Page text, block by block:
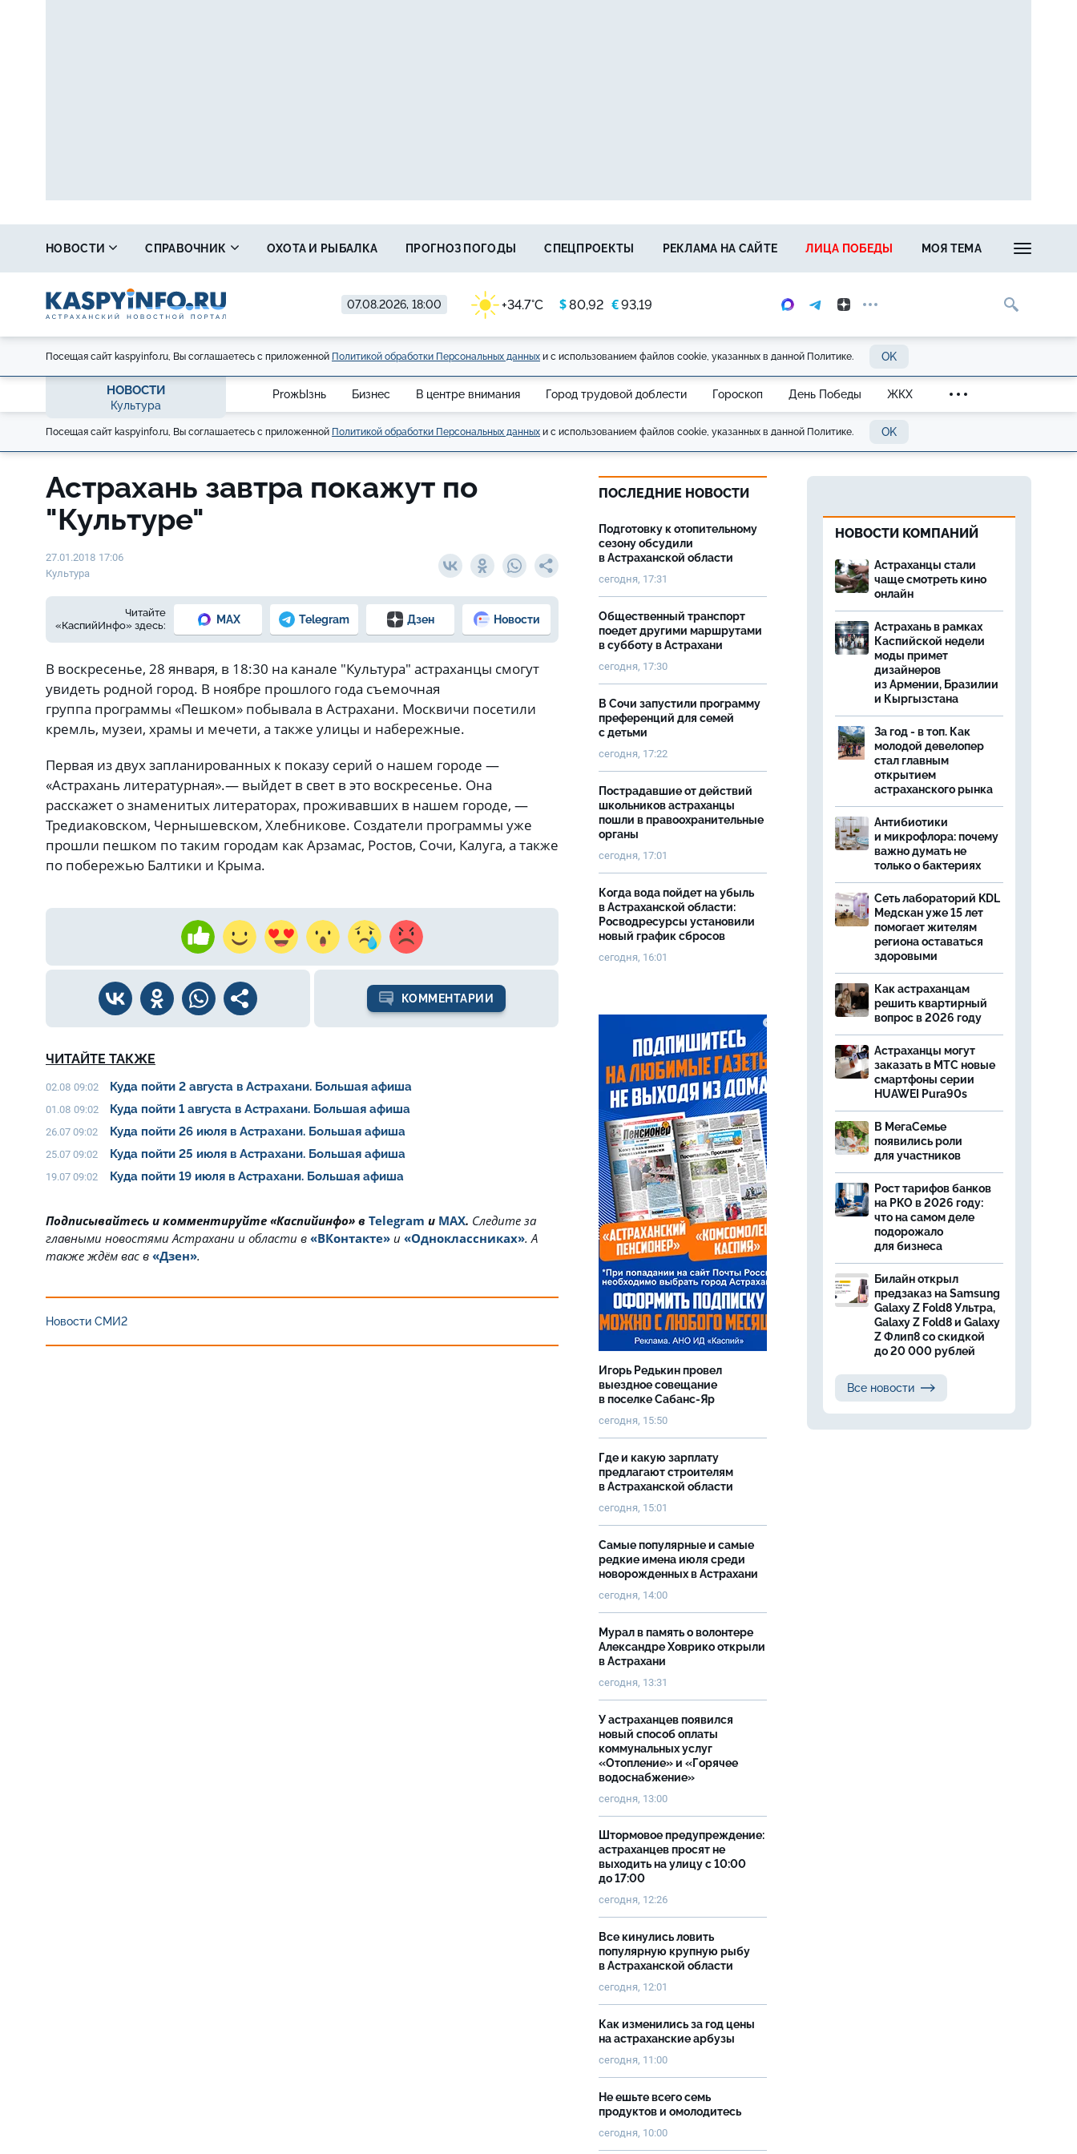
07.08.2026, 18:00 +34.7°C $80,92 €93,19
НОВОСТИ СПРАВОЧНИК ОХОТА И РЫБАЛКА ПРОГНОЗ ПОГОДЫ СПЕЦПРОЕКТЫ РЕКЛАМА НА САЙТЕ ЛИЦА ПОБЕДЫ МОЯ ТЕМА
Посещая сайт kaspyinfo.ru, Вы соглашаетесь с приложенной Политикой обработки Персональных данных и с использованием файлов cookie, указанных в данной Политике. OK
НОВОСТИ
Культура
ProжЫзнь Бизнес В центре внимания Город трудовой доблести Гороскоп День Победы ЖКХ
Посещая сайт kaspyinfo.ru, Вы соглашаетесь с приложенной Политикой обработки Персональных данных и с использованием файлов cookie, указанных в данной Политике. OK
Астрахань завтра покажут по
"Культуре"
27.01.2018 17:06
Культура
Читайте
«КаспийИнфо» здесь:
MAX Telegram Дзен Новости
В воскресенье, 28 января, в 18:30 на канале "Культура" астраханцы смогут
увидеть родной город. В ноябре прошлого года съемочная
группа программы «Пешком» побывала в Астрахани. Москвичи посетили
кремль, музеи, храмы и мечети, а также улицы и набережные.
Первая из двух запланированных к показу серий о нашем городе —
«Астрахань литературная».— выйдет в свет в это воскресенье. Она
расскажет о знаменитых литераторах, проживавших в нашем городе, —
Тредиаковском, Чернышевском, Хлебникове. Создатели программы уже
прошли пешком по таким городам как Арзамас, Ростов, Сочи, Калуга, а также
по побережью Балтики и Крыма.
КОММЕНТАРИИ
ЧИТАЙТЕ ТАКЖЕ
02.08 09:02 Куда пойти 2 августа в Астрахани. Большая афиша
01.08 09:02 Куда пойти 1 августа в Астрахани. Большая афиша
26.07 09:02 Куда пойти 26 июля в Астрахани. Большая афиша
25.07 09:02 Куда пойти 25 июля в Астрахани. Большая афиша
19.07 09:02 Куда пойти 19 июля в Астрахани. Большая афиша
Подписывайтесь и комментируйте «Каспийинфо» в Telegram и MAX. Cледите за
главными новостями Астрахани и области в «ВКонтакте» и «Одноклассниках». А
также ждём вас в «Дзен».
Новости СМИ2
ПОСЛЕДНИЕ НОВОСТИ
Подготовку к отопительному
сезону обсудили
в Астраханской области
сегодня, 17:31
Общественный транспорт
поедет другими маршрутами
в субботу в Астрахани
сегодня, 17:30
В Сочи запустили программу
преференций для семей
с детьми
сегодня, 17:22
Пострадавшие от действий
школьников астраханцы
пошли в правоохранительные
органы
сегодня, 17:01
Когда вода пойдет на убыль
в Астраханской области:
Росводресурсы установили
новый график сбросов
сегодня, 16:01
Игорь Редькин провел
выездное совещание
в поселке Сабанс-Яр
сегодня, 15:50
Где и какую зарплату
предлагают строителям
в Астраханской области
сегодня, 15:01
Самые популярные и самые
редкие имена июля среди
новорожденных в Астрахани
сегодня, 14:00
Мурал в память о волонтере
Александре Ховрико открыли
в Астрахани
сегодня, 13:31
У астраханцев появился
новый способ оплаты
коммунальных услуг
«Отопление» и «Горячее
водоснабжение»
сегодня, 13:00
Штормовое предупреждение:
астраханцев просят не
выходить на улицу с 10:00
до 17:00
сегодня, 12:26
Все кинулись ловить
популярную крупную рыбу
в Астраханской области
сегодня, 12:01
Как изменились за год цены
на астраханские арбузы
сегодня, 11:00
Не ешьте всего семь
продуктов и омолодитесь
сегодня, 10:00
НОВОСТИ КОМПАНИЙ
Астраханцы стали
чаще смотреть кино
онлайн
Астрахань в рамках
Каспийской недели
моды примет
дизайнеров
из Армении, Бразилии
и Кыргызстана
За год - в топ. Как
молодой девелопер
стал главным
открытием
астраханского рынка
Антибиотики
и микрофлора: почему
важно думать не
только о бактериях
Сеть лабораторий KDL
Медскан уже 15 лет
помогает жителям
региона оставаться
здоровыми
Как астраханцам
решить квартирный
вопрос в 2026 году
Астраханцы могут
заказать в МТС новые
смартфоны серии
HUAWEI Pura90s
В МегаСемье
появились роли
для участников
Рост тарифов банков
на РКО в 2026 году:
что на самом деле
подорожало
для бизнеса
Билайн открыл
предзаказ на Samsung
Galaxy Z Fold8 Ультра,
Galaxy Z Fold8 и Galaxy
Z Флип8 со скидкой
до 20 000 рублей
Все новости